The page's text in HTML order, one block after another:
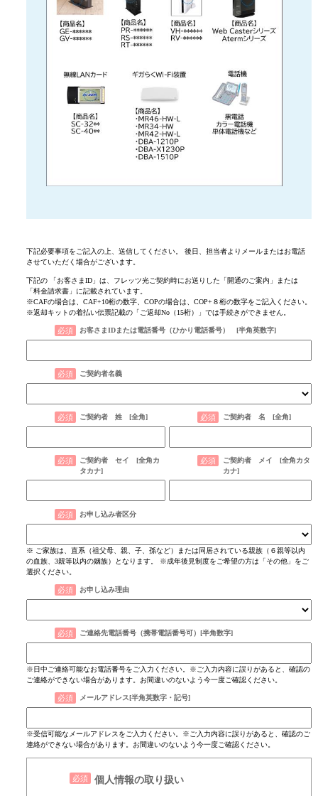
下記必要事項をご記入の上、送信してください。 後日、担当者よりメールまたはお電話
させていただく場合がございます。
下記の 「お客さまID」は、フレッツ光ご契約時にお送りした「開通のご案内」または
「料金請求書」に記載されています。
※CAFの場合は、CAF+10桁の数字、COPの場合は、COP+８桁の数字をご記入ください。
※返却キットの着払い伝票記載の「ご返却No（15桁）」では手続きができません。
お客さまIDまたは電話番号（ひかり電話番号） [半角英数字]​
ご契約者名義
ご契約者 姓 [全角] ご契約者 名 [全角]
ご契約者 セイ [全角カ
タカナ]
ご契約者 メイ [全角カタ
カナ]
お申し込み者区分
※ ご家族は、直系（祖父母、親、子、孫など）または同居されている親族（６親等以内
の血族、3親等以内の姻族）となります。 ※成年後見制度をご希望の方は「その他」をご
選択ください。
お申し込み理由
ご連絡先電話番号（携帯電話番号可）[半角数字]
※日中ご連絡可能なお電話番号をご入力ください。※ご入力内容に誤りがあると、確認の
ご連絡ができない場合があります。お間違いのないよう今一度ご確認ください。
メールアドレス[半角英数字・記号]​
※受信可能なメールアドレスをご入力ください。※ご入力内容に誤りがあると、確認のご
連絡ができない場合があります。お間違いのないよう今一度ご確認ください。
個人情報の取り扱い